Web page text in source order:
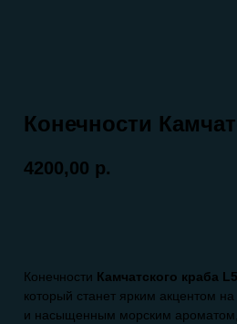
Конечности
4200,00 р.
Конечности Камчатского краба L5
который станет ярким акцентом
и насыщенным морским ароматом,